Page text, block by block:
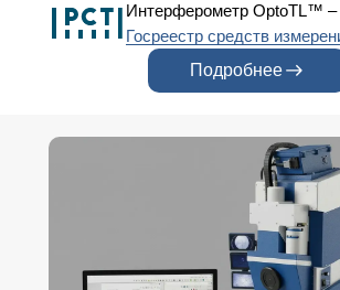
Интерферометр OptoTL™ –
Госреестр средств
Подробнее